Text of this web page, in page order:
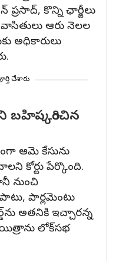
ప్రసాద్, కొన్ని ఛార్జీలు
ఆరు నెలల
అధికారులు
చేశారు
ఆమె కేసును
కోర్టు పేర్కొంది.
నుంచి
పార్లమెంటు
అతనికి ఇచ్చారన్న
లోక్‌సభ